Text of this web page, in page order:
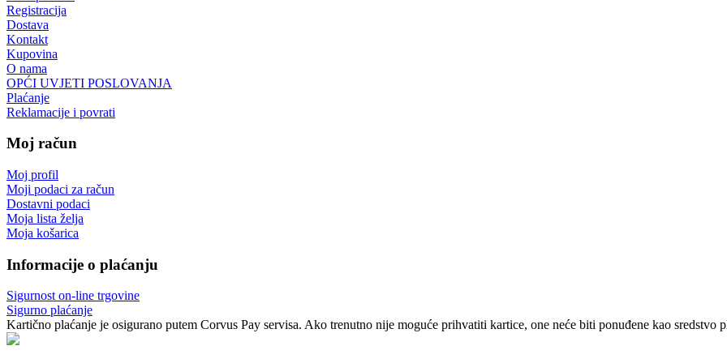
Registracija
Dostava
Kontakt
Kupovina
O nama
OPĆI UVJETI POSLOVANJA
Plaćanje
Reklamacije i povrati
Moj račun
Moj profil
Moji podaci za račun
Dostavni podaci
Moja lista želja
Moja košarica
Informacije o plaćanju
Sigurnost on-line trgovine
Sigurno plaćanje
Kartično plaćanje je osigurano putem Corvus Pay servisa. Ako trenutno nije moguće prihvatiti kartice, one neće biti ponuđene kao sredstvo